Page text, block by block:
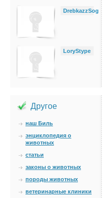
DrebkazzSog
LoryStype
Другое
наш Биль
энциклопедия о
животных
статьи
законы о животных
породы животных
ветеринарные клиники